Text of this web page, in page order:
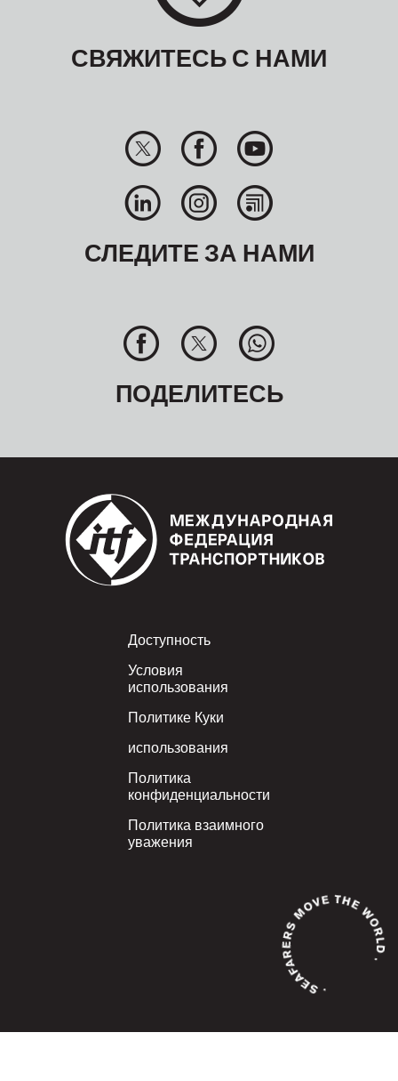
СВЯЖИТЕСЬ С НАМИ
СЛЕДИТЕ ЗА НАМИ
ПОДЕЛИТЕСЬ
Footer
Доступность
Условия
использования
Политике Куки
использования
Политика
конфиденциальности
Политика взаимного
уважения